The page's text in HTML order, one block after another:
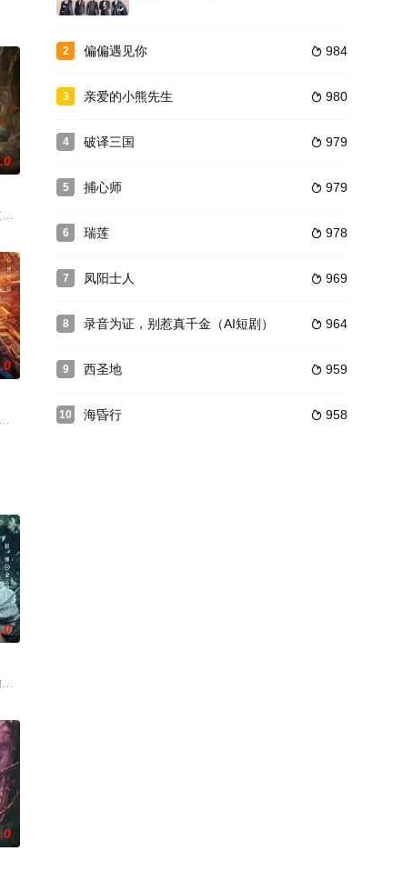
命奋斗终生，是中华人民共和国的
的冒险序幕，四人冒险队在寻找灵霄珠的路上数次与盗墓团伙展开斗争。
恨自尽。年幼的苏夏目睹惨剧，留
案公示
杂局势中坚守初心、勇敢面对困难
连载漫画《吾凰在上》。
2  984
偏偏遇见你
3  980
亲爱的小熊先生
4  979
破译三国
5  979
捕心师
6  978
瑞莲
7  969
凤阳士人
8  964
录音为证，别惹真千金（AI短剧）
9  959
西圣地
10  958
海昏行